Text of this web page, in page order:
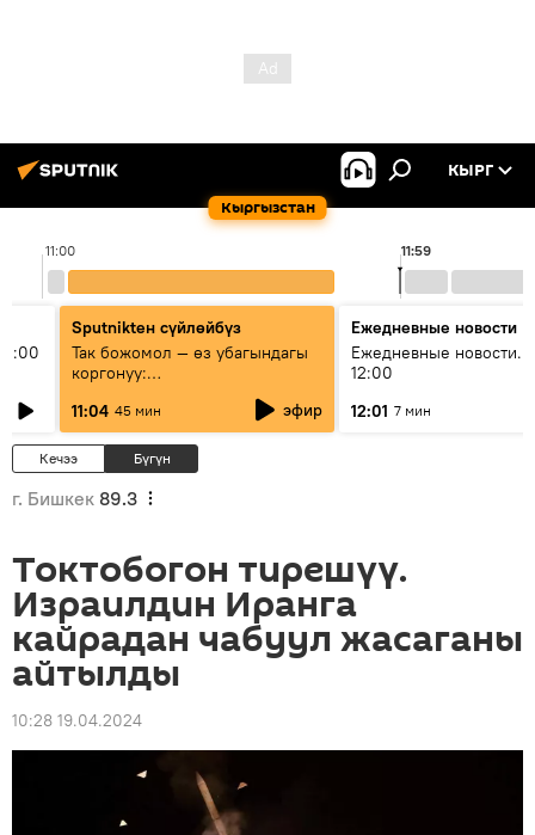
Кыргызстан
КЫРГ
11:00 11:59
Sputnikteн сүйлөйбүз
Так божомол — өз убагындагы
коргонуу:
гидрометеорологиялык кызмат
кантип өркүндөтүлүүдө
11:04 45 мин эфир
Ежедневные новости
Ежедневные новости.
12:00
12:01 7 мин
Кечээ Бүгүн
г. Бишкек 89.3
Токтобогон тирешүү.
Израилдин Иранга
кайрадан чабуул жасаганы
айтылды
10:28 19.04.2024